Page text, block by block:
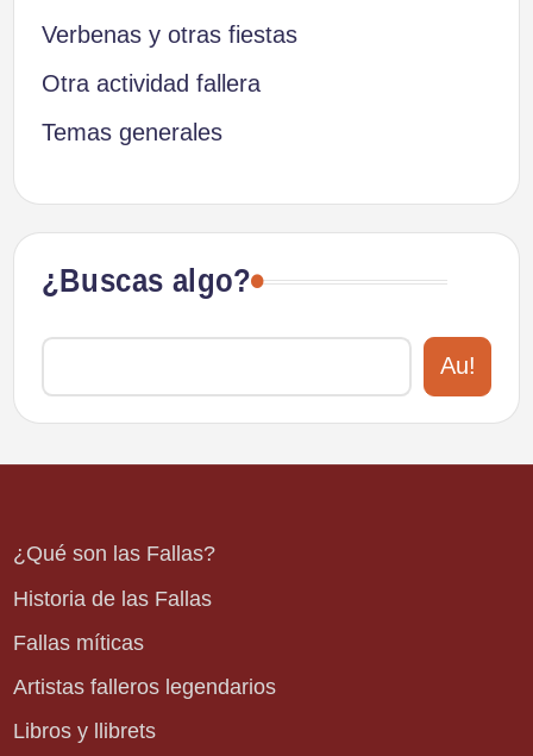
Verbenas y otras fiestas
Otra actividad fallera
Temas generales
¿Buscas algo?
Au!
¿Qué son las Fallas?
Historia de las Fallas
Fallas míticas
Artistas falleros legendarios
Libros y llibrets